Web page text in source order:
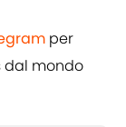
per
dal mondo